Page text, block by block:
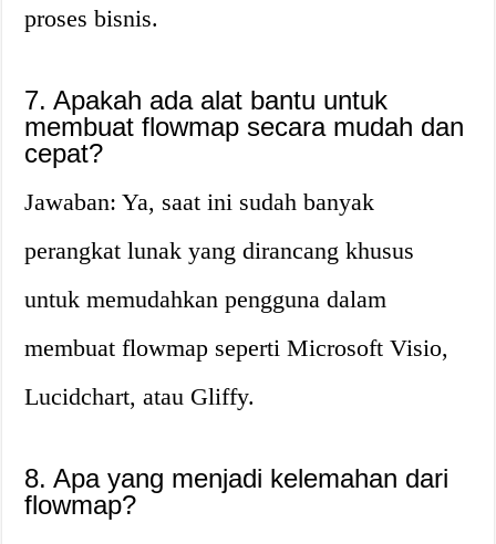
proses bisnis.
7. Apakah ada alat bantu untuk
membuat flowmap secara mudah dan
cepat?
Jawaban: Ya, saat ini sudah banyak
perangkat lunak yang dirancang khusus
untuk memudahkan pengguna dalam
membuat flowmap seperti Microsoft Visio,
Lucidchart, atau Gliffy.
8. Apa yang menjadi kelemahan dari
flowmap?